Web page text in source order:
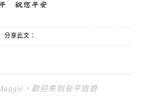
分享此文：
，歡迎來到安平旅遊